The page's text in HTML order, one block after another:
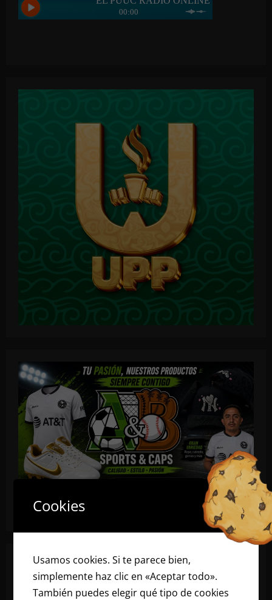
Cookies
Usamos cookies. Si te parece bien,
simplemente haz clic en «Aceptar todo».
También puedes elegir qué tipo de cookies